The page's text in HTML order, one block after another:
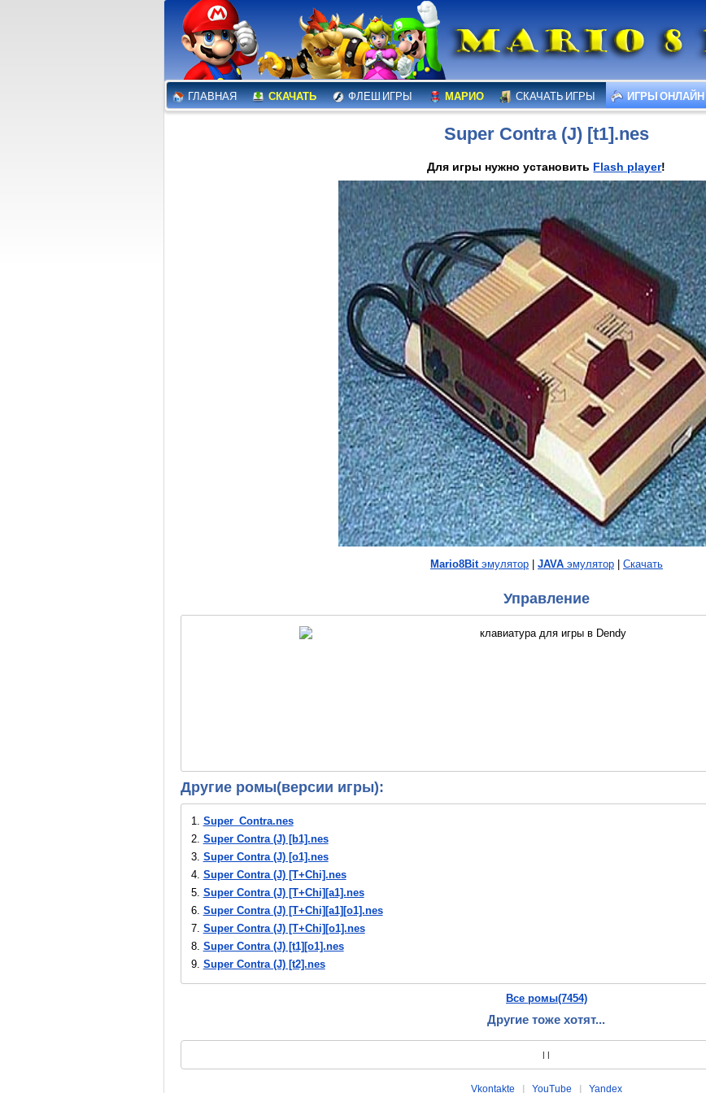
ГЛАВНАЯ СКАЧАТЬ ФЛЕШ ИГРЫ МАРИО СКАЧАТЬ ИГРЫ ИГРЫ ОНЛАЙН
Super Contra (J) [t1].nes
Для игры нужно установить Flash player!
Mario8Bitэмулятор| JAVAэмулятор| Скачать
Управление
Другие ромы(версии игры):
1. Super_Contra.nes
2. Super Contra (J) [b1].nes
3. Super Contra (J) [o1].nes
4. Super Contra (J) [T+Chi].nes
5. Super Contra (J) [T+Chi][a1].nes
6. Super Contra (J) [T+Chi][a1][o1].nes
7. Super Contra (J) [T+Chi][o1].nes
8. Super Contra (J) [t1][o1].nes
9. Super Contra (J) [t2].nes
10.Super Contra (J).nes
Все ромы(7454)
Другие тоже хотят...
||
Vkontakte | YouTube | Yandex